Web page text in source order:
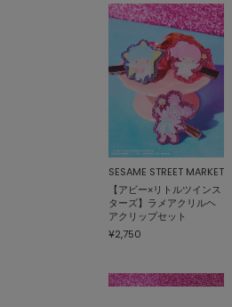
SESAME STREET MARKET
【アビー×リトルツインス
ターズ】ラメアクリルヘ
アクリップセット
¥2,750